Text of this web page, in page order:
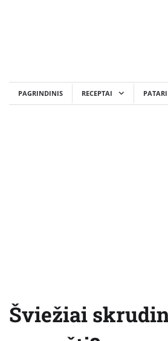
PAGRINDINIS RECEPTAI
Šviežiai